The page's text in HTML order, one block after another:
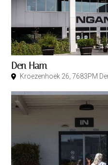
Den Ham
Kroezenhoek 26, 7683PM